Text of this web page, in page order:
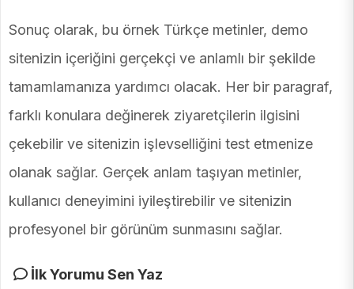
Sonuç olarak, bu örnek Türkçe metinler, demo
sitenizin içeriğini gerçekçi ve anlamlı bir şekilde
tamamlamanıza yardımcı olacak. Her bir paragraf,
farklı konulara değinerek ziyaretçilerin ilgisini
çekebilir ve sitenizin işlevselliğini test etmenize
olanak sağlar. Gerçek anlam taşıyan metinler,
kullanıcı deneyimini iyileştirebilir ve sitenizin
profesyonel bir görünüm sunmasını sağlar.
İlk Yorumu Sen Yaz